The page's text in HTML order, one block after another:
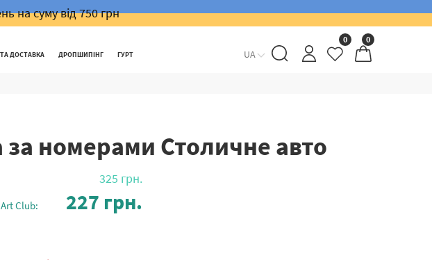
на суму від 750 грн
ДОСТАВКА ДРОПШИПІНГ ГУРТ UA
0 0
за номерами Столичне авто
325 грн.
Club: 227 грн.